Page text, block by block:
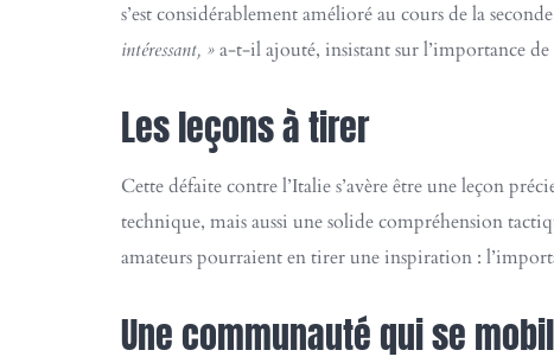
s’est considérablement amélioré au cours de la
intéressant, »a-t-il ajouté, insistant sur l’importance
Les leçons à tirer
Cette défaite contre l’Italie s’avère être une leçon
technique, mais aussi une solide compréhension
amateurs pourraient en tirer une inspiration :
Une communauté qui se